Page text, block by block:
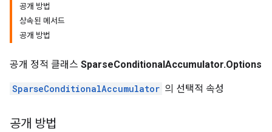
공개 방법
상속된 메서드
공개 방법
공개 정적 클래스 SparseConditionalAccumulator.Options
SparseConditionalAccumulator 의 선택적 속성
공개 방법